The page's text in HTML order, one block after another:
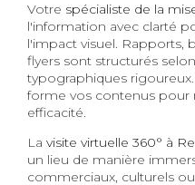
Votre spécialiste de la
l'information avec clarté
l'impact visuel. Rapports,
flyers sont structurés
typographiques rigoureux.
forme vos contenus pour
efficacité.
La visite virtuelle 360° à
un lieu de manière
commerciaux, culturels